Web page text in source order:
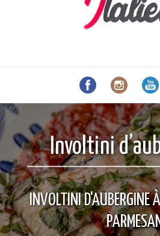
Involtini
INVOLTINI D'AUBERGINE